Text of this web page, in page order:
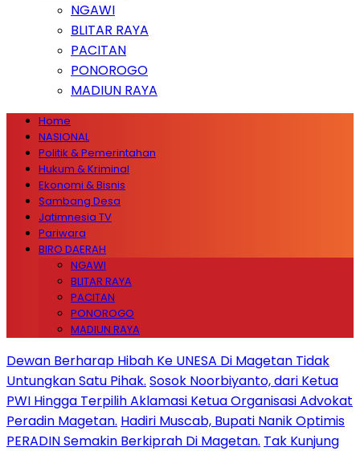
NGAWI
BLITAR RAYA
PACITAN
PONOROGO
MADIUN RAYA
Home
NASIONAL
Politik & Pemerintahan
Hukum & Kriminal
Ekonomi & Bisnis
Sambang Desa
Jatimnesia TV
Pariwara
BIRO DAERAH
NGAWI
BLITAR RAYA
PACITAN
PONOROGO
MADIUN RAYA
Dewan Berharap Hibah Ke UNESA Di Magetan Tidak
Untungkan Satu Pihak. Sosok Noorbiyanto, dari Ketua
PWI Hingga Terpilih Aklamasi Ketua Organisasi Advokat
Peradin Magetan. Hadiri Muscab, Bupati Nanik Optimis
PERADIN Semakin Berkiprah Di Magetan. Tak Kunjung